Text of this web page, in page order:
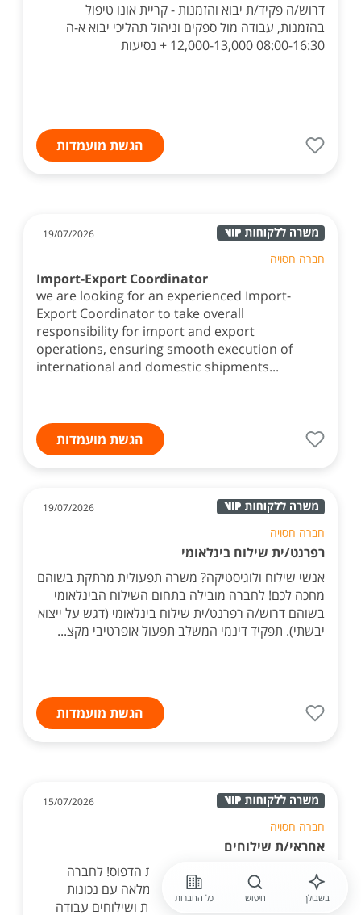
דרוש/ה פקיד/ת יבוא והזמנות - קריית אונו טיפול
בהזמנות, עבודה מול ספקים וניהול תהליכי יבוא א-ה
08:00-16:30 12,000-13,000 + נסיעות
הגשת מועמדות
19/07/2026
חברה חסויה
Import-Export Coordinator
we are looking for an experienced Import-
Export Coordinator to take overall
responsibility for import and export
operations, ensuring smooth execution of
international and domestic shipments...
הגשת מועמדות
19/07/2026
חברה חסויה
רפרנט/ית שילוח בינלאומי
אנשי שילוח ולוגיסטיקה? משרה תפעולית מרתקת בשוהם
מחכה לכם! לחברה מובילה בתחום השילוח הבינלאומי
בשוהם דרוש/ה רפרנט/ית שילוח בינלאומי (דגש על ייצוא
יבשתי). תפקיד דינמי המשלב תפעול אופרטיבי מקצ...
הגשת מועמדות
15/07/2026
חברה חסויה
אחראי/ת שילוחים
דרוש/ה אחראי/ת שילוחים למחלקת הדפוס! לחברה
דרוש/ה אחראי/ת שילוחים. משרה מלאה עם נכונות
לשעות מרובות תיאום וניהול אספקות ושילוחים עבודה
בשבילך חיפוש כל החברות